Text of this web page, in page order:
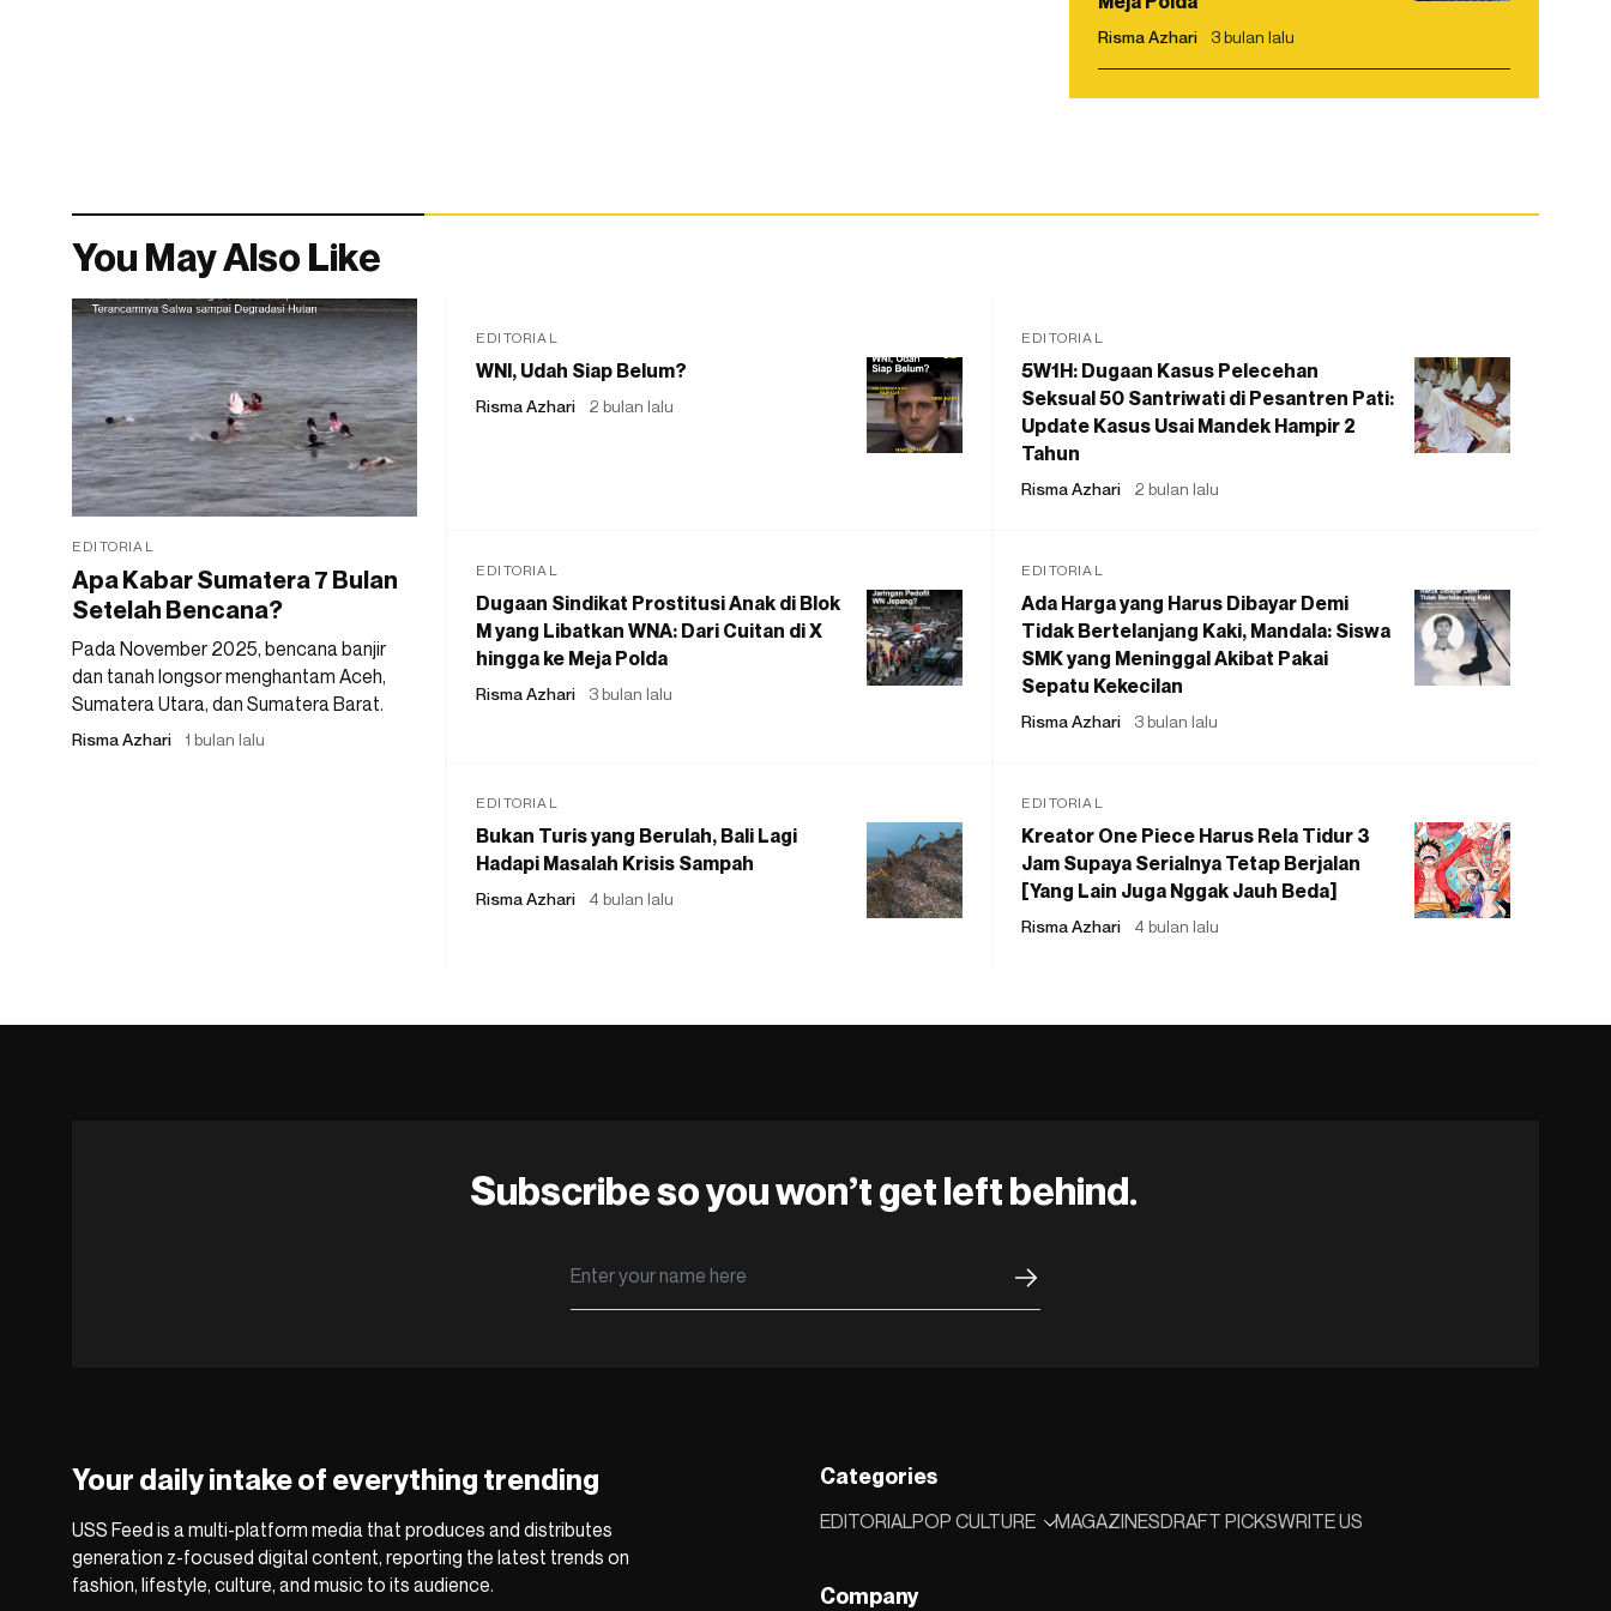
Risma Azhari 3 bulan lalu
You May Also Like
EDITORIAL
Apa Kabar Sumatera 7 Bulan
Setelah Bencana?
Pada November 2025, bencana banjir
dan tanah longsor menghantam Aceh,
Sumatera Utara, dan Sumatera Barat.
Risma Azhari 1 bulan lalu
EDITORIAL
WNI, Udah Siap Belum?
Risma Azhari 2 bulan lalu
EDITORIAL
5W1H: Dugaan Kasus Pelecehan
Seksual 50 Santriwati di Pesantren Pati:
Update Kasus Usai Mandek Hampir 2
Tahun
Risma Azhari 2 bulan lalu
EDITORIAL
Dugaan Sindikat Prostitusi Anak di Blok
M yang Libatkan WNA: Dari Cuitan di X
hingga ke Meja Polda
Risma Azhari 3 bulan lalu
EDITORIAL
Ada Harga yang Harus Dibayar Demi
Tidak Bertelanjang Kaki, Mandala: Siswa
SMK yang Meninggal Akibat Pakai
Sepatu Kekecilan
Risma Azhari 3 bulan lalu
EDITORIAL
Bukan Turis yang Berulah, Bali Lagi
Hadapi Masalah Krisis Sampah
Risma Azhari 4 bulan lalu
EDITORIAL
Kreator One Piece Harus Rela Tidur 3
Jam Supaya Serialnya Tetap Berjalan
[Yang Lain Juga Nggak Jauh Beda]
Risma Azhari 4 bulan lalu
Subscribe so you won’t get left behind.
Your daily intake of everything trending
USS Feed is a multi-platform media that produces and distributes
generation z-focused digital content, reporting the latest trends on
fashion, lifestyle, culture, and music to its audience.
Categories
EDITORIALPOP CULTURE MAGAZINESDRAFT PICKSWRITE US
Company